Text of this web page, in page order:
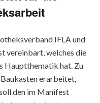
IFLA und
vereinbart, welches die
Hauptthematik hat. Zu
erarbeitet,
den im Manifest